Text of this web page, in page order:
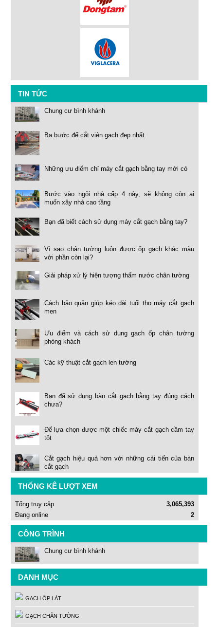
TIN TỨC
Chung cư bình khánh
Ba bước để cắt viên gạch đẹp nhất
Những ưu điểm chỉ máy cắt gạch bằng tay mới có
Bước vào ngôi nhà cấp 4 này, sẽ không còn ai
muốn xây nhà cao tầng
Bạn đã biết cách sử dụng máy cắt gạch bằng tay?
Vì sao chân tường luôn được ốp gạch khác màu
với phần còn lại?
Giải pháp xử lý hiện tượng thấm nước chân tường
Cách bảo quản giúp kéo dài tuổi thọ máy cắt gạch
men
Ưu điểm và cách sử dụng gạch ốp chân tường
phòng khách
Các kỹ thuật cắt gạch len tường
Bạn đã sử dụng bàn cắt gạch bằng tay đúng cách
chưa?
Để lựa chọn được một chiếc máy cắt gạch cầm tay
tốt
Cắt gạch hiệu quả hơn với những cải tiến của bàn
cắt gạch
THỐNG KÊ LƯỢT XEM
Tổng truy cập
3,065,393
Đang online
2
CÔNG TRÌNH
Chung cư bình khánh
DANH MỤC
GẠCH ỐP LÁT
GẠCH CHÂN TƯỜNG